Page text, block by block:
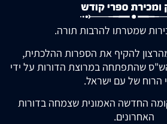
שמטרתו להרבות תורה.
להקיף את הספרות ההלכתית,
הש"ס שהתפתחה במרוצת הדורות על ידי
הרוח של עם ישראל.
החדשה האמונית שצמחה בדורות
האחרונים.